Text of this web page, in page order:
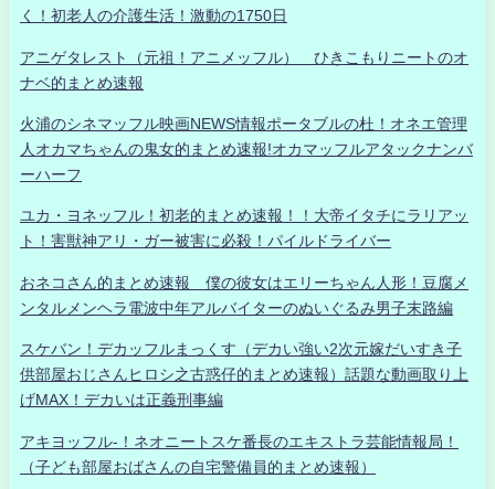
く！初老人の介護生活！激動の1750日
アニゲタレスト（元祖！アニメッフル） ひきこもりニートのオ
ナベ的まとめ速報
火浦のシネマッフル映画NEWS情報ポータブルの杜！オネエ管理
人オカマちゃんの鬼女的まとめ速報!オカマッフルアタックナンバ
ーハーフ
ユカ・ヨネッフル！初老的まとめ速報！！大帝イタチにラリアッ
ト！害獣神アリ・ガー被害に必殺！パイルドライバー
おネコさん的まとめ速報 僕の彼女はエリーちゃん人形！豆腐メ
ンタルメンヘラ電波中年アルバイターのぬいぐるみ男子末路編
スケバン！デカッフルまっくす（デカい強い2次元嫁だいすき子
供部屋おじさんヒロシ之古惑仔的まとめ速報）話題な動画取り上
げMAX！デカいは正義刑事編
アキヨッフル-！ネオニートスケ番長のエキストラ芸能情報局！
（子ども部屋おばさんの自宅警備員的まとめ速報）